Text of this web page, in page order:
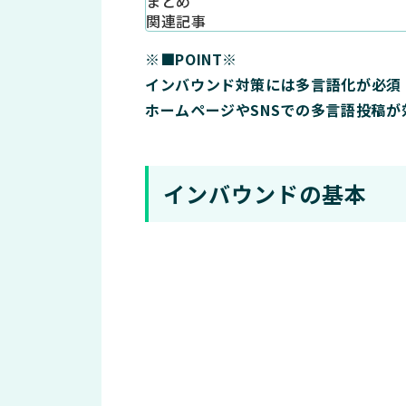
関連記事
※■POINT※
インバウンド対策には多言語化が必須
ホームページやSNSでの多言語投稿が
インバウンドの基本